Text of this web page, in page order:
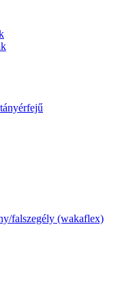
falszegély (wakaflex)